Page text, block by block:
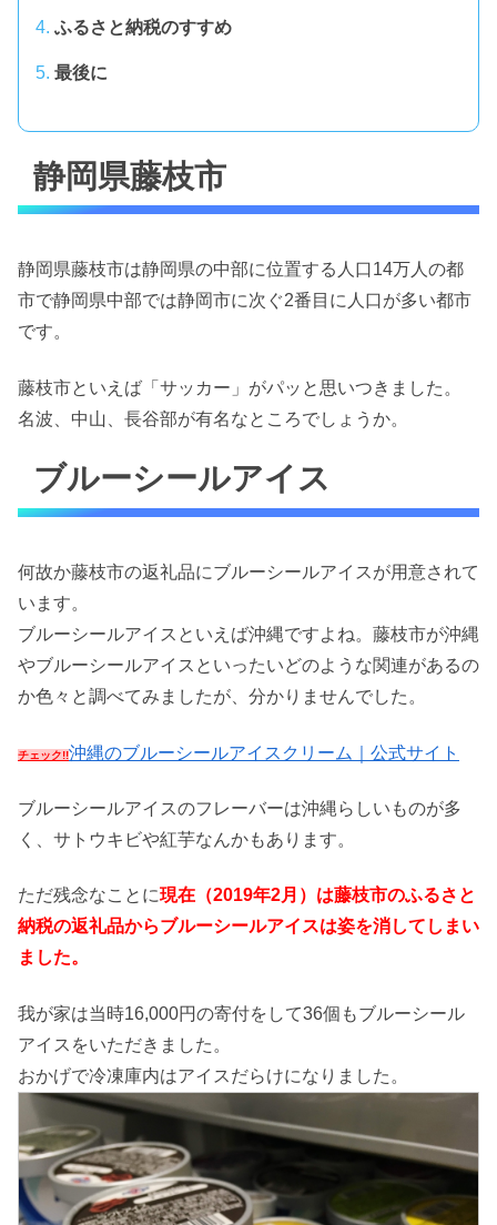
ふるさと納税のすすめ
最後に
静岡県藤枝市
静岡県藤枝市は静岡県の中部に位置する人口14万人の都
市で静岡県中部では静岡市に次ぐ2番目に人口が多い都市
です。
藤枝市といえば「サッカー」がパッと思いつきました。
名波、中山、長谷部が有名なところでしょうか。
ブルーシールアイス
何故か藤枝市の返礼品にブルーシールアイスが用意されて
います。
ブルーシールアイスといえば沖縄ですよね。藤枝市が沖縄
やブルーシールアイスといったいどのような関連があるの
か色々と調べてみましたが、分かりませんでした。
チェック!!沖縄のブルーシールアイスクリーム｜公式サイト
ブルーシールアイスのフレーバーは沖縄らしいものが多
く、サトウキビや紅芋なんかもあります。
ただ残念なことに現在（2019年2月）は藤枝市のふるさと
納税の返礼品からブルーシールアイスは姿を消してしまい
ました。
我が家は当時16,000円の寄付をして36個もブルーシール
アイスをいただきました。
おかげで冷凍庫内はアイスだらけになりました。